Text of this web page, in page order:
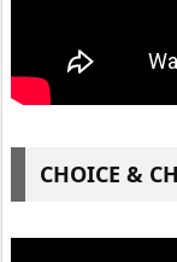
CHOICE &